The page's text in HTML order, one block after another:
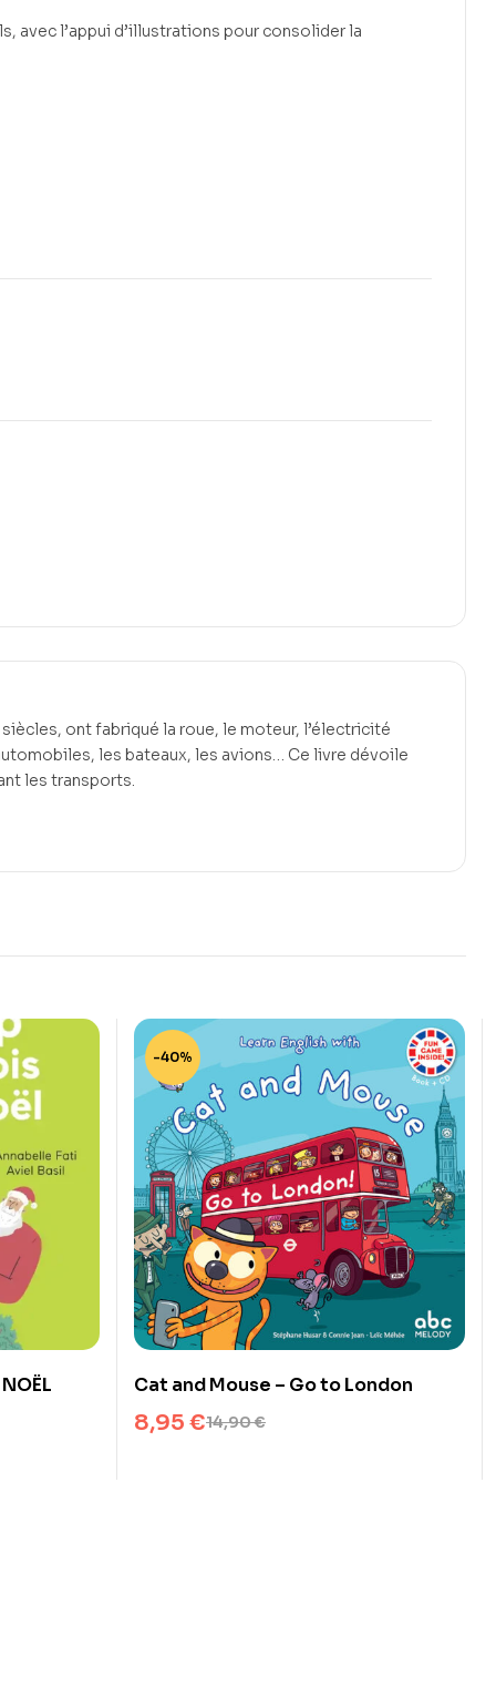
avec l’appui d’illustrations pour consolider la
ont fabriqué la roue, le moteur, l’électricité
les bateaux, les avions… Ce livre dévoile
les transports.
-40%
Cat and Mouse – Go to London
14,90€
8,95 €